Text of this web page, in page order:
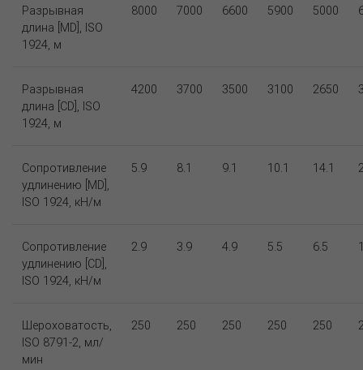
Разрывная
длина [MD], ISO
1924, м
8000 7000 6600 5900 5000
Разрывная
длина [CD], ISO
1924, м
4200 3700 3500 3100 2650
Сопротивление
удлинению [MD],
ISO 1924, кН/м
5.9 8.1 9.1 10.1 14.1
Сопротивление
удлинению [CD],
ISO 1924, кН/м
2.9 3.9 4.9 5.5 6.5
Шероховатость,
ISO 8791-2, мл/
мин
250 250 250 250 250